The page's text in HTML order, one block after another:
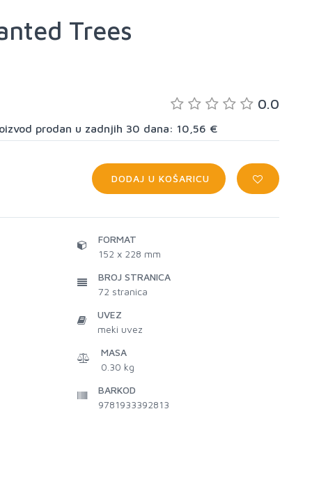
Trees
0.0
prodan u zadnjih 30 dana: 10,56 €
DODAJ U KOŠARICU
FORMAT
152 x 228 mm
BROJ STRANICA
72 stranica
UVEZ
meki uvez
MASA
0.30 kg
BARKOD
9781933392813